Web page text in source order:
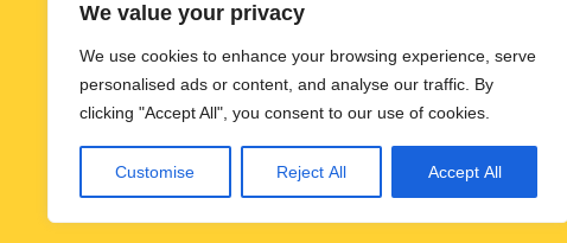
We value your privacy
We use cookies to enhance your browsing experience, serve
personalised ads or content, and analyse our traffic. By
clicking "Accept All", you consent to our use of cookies.
Customise Reject All Accept All
0490 – 411 200
frederick@everday.se
Alla Kontakter »